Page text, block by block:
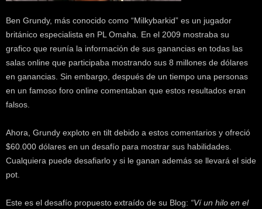
Ben Grundy, más conocido como “Milkybarkid” es un jugador
británico especialista en PL Omaha. En el 2009 mostraba su
grafico que reunía la información de sus ganancias en todas las
salas online que participaba mostrando sus 8 millones de dólares
en ganancias. Sin embargo, después de un tiempo una personas
en un famoso foro online comentaban que estos resultados eran
falsos.
Ahora, Grundy exploto en tilt debido a estos comentarios y ofreció
$60.000 dólares en un desafío para mostrar sus habilidades.
Cualquiera puede desafiarlo y si le ganan además se llevará el side
pot.
Este es el desafío propuesto extraído de su Blog: “Ví un hilo en el